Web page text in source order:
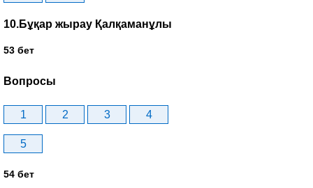
10.Бұқар жырау Қалқаманұлы
53 бет
Вопросы
1 2 3 4
5
54 бет